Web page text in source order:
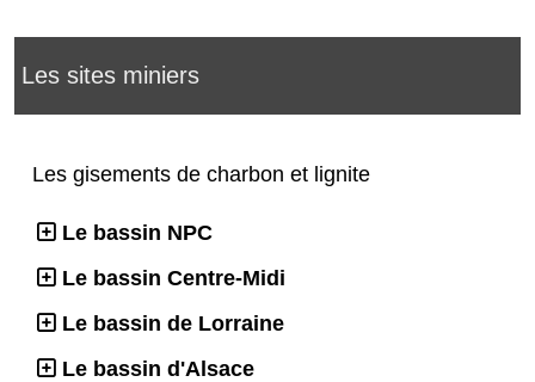
Les sites miniers
Les gisements de charbon et lignite
Le bassin NPC
Le bassin Centre-Midi
Le bassin de Lorraine
Le bassin d'Alsace